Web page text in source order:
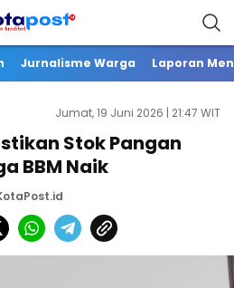
Jurnalisme Warga Laporan
Jumat, 19 Juni 2026 | 21:47 WIT
Stok Pangan
BBM Naik